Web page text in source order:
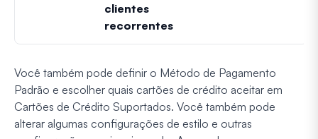
clientes
recorrentes
Você também pode definir o Método de Pagamento
Padrão e escolher quais cartões de crédito aceitar em
Cartões de Crédito Suportados. Você também pode
alterar algumas configurações de estilo e outras